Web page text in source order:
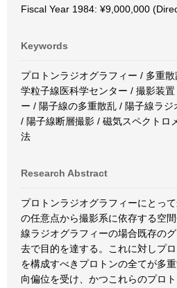
Fiscal Year 1984: ¥9,000,000
Keywords
プロトンラジオグラフィー / 多重
学粒子線医科学センター / 撮影装
ー / 陽子線の多重散乱 / 陽子線ラジ
/ 陽子線断層撮影 / 磁気スペクトロ
法
Research Abstract
プロトンラジオグラフィーにとっ
の任意点から撮影系に依存する空
線ラジオグラフィーの場合既存の
去で目的を達する。これに対しプ
を構成すべきプロトンの全てが多
向偏位を受け、かつこれらのプロ